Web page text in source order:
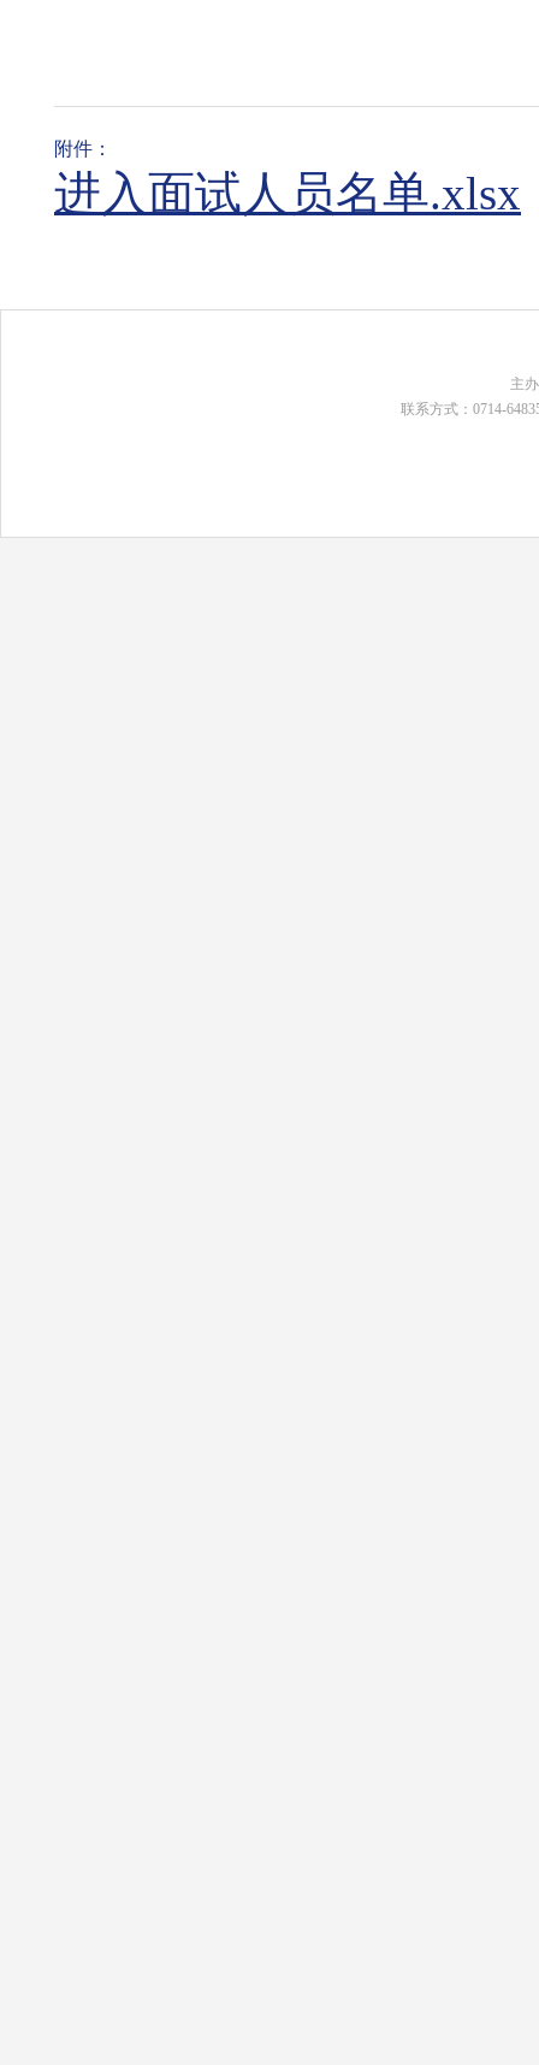
附件：
进入面试人员名单.xlsx
主
联系方式：0714-